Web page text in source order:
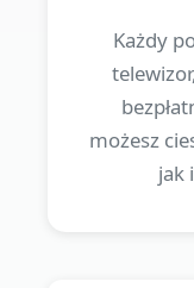
Każdy
możesz
jak